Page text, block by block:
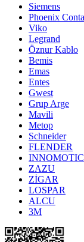
Siemens
Phoenix
Viko
Legrand
Öznur Kablo
Bemis
Emas
Entes
Gwest
Grup Arge
Mavili
Metop
Schneider
FLENDER
ZAZU
ZİGAR
LOSPAR
ALCU
3M